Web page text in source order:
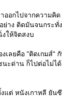
ออกไปจากความคิ
ย่าง ติดมันจนกระทั่
ให้จิตสงบ
เลยคือ "ติดเกมส์"
นะด่าน ก็ไปต่อไม่ไ
ต่ หนังเกาหลี ยันซี